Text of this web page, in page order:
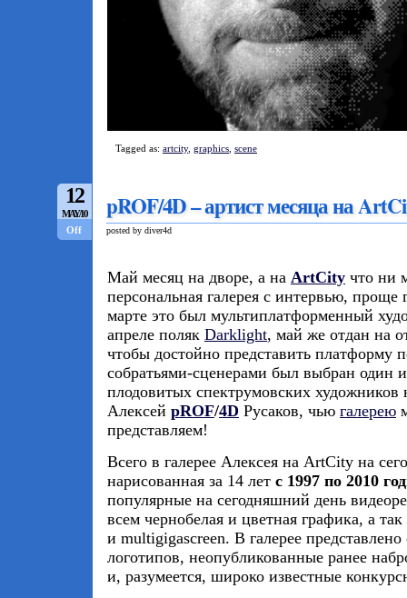
Tagged as: artcity, graphics scene
12
MAY/10
Off
pROF/4D – артист месяца на
posted by diver4d
Май месяц на дворе, а на ArtCity что ни
персональная галерея с интервью, проще
марте это был мультиплатформенный
апреле поляк Darklight, май же отдан на
чтобы достойно представить платформу
собратьями-сценерами был выбран один
плодовитых спектрумовских художников
Алексей pROF/4D Русаков, чью галерею
представляем!
Всего в галерее Алексея на ArtCity на
нарисованная за 14 лет с 1997 по 2010
популярные на сегодняшний день
всем чернобелая и цветная графика, а
и multigigascreen. В галерее
логотипов, неопубликованные ранее
и, разумеется, широко известные